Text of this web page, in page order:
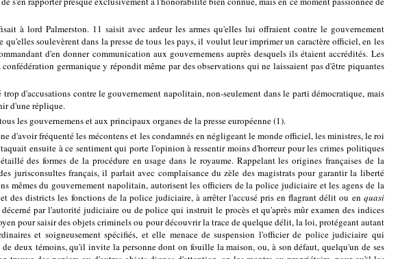
à lord Palmerston. 11 saisit avec ardeur les armes qu'elles lui offraient contre le gouvernement
soulevèrent dans la presse de tous les pays, il voulut leur imprimer un caractère officiel, en les
d'en donner communication aux gouvernemens auprès desquels ils étaient accrédités. Les
germanique y répondit même par des observations qui ne laissaient pas d'être piquantes
d'accusations contre le gouvernement napolitain, non-seulement dans le parti démocratique, mais
d'une réplique.
les gouvernemens et aux principaux organes de la presse européenne (1).
d'avoir fréquenté les mécontens et les condamnés en négligeant le monde officiel, les ministres, le roi
ensuite à ce sentiment qui porte l'opinion à ressentir moins d'horreur pour les crimes politiques
des formes de la procédure en usage dans le royaume. Rappelant les origines françaises de la
jurisconsultes français, il parlait avec complaisance du zèle des magistrats pour garantir la liberté
mêmes du gouvernement napolitain, autorisent les officiers de la police judiciaire et les agens de la
des districts les fonctions de la police judiciaire, à arrêter l'accusé pris en flagrant délit ou en quasi
par l'autorité judiciaire ou de police qui instruit le procès et qu'après mûr examen des indices
pour saisir des objets criminels ou pour découvrir la trace de quelque délit, la loi, protégeant autant
et soigneusement spécifiés, et elle menace de suspension l'officier de police judiciaire qui
deux témoins, qu'il invite la personne dont on fouille la maison, ou, à son défaut, quelqu'un de ses